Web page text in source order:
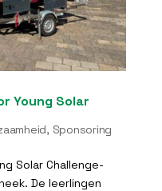
Young Solar
, Sponsoring
Solar Challenge-
De leerlingen